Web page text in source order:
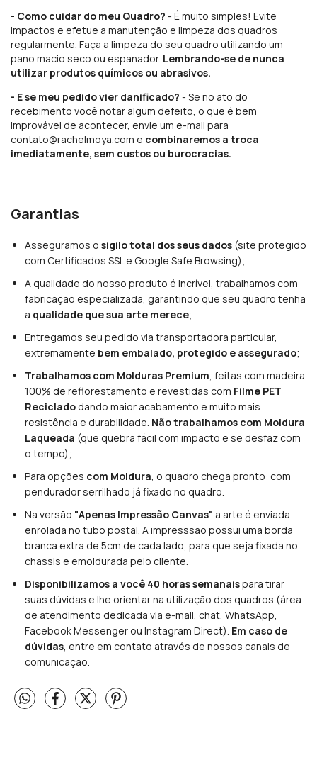
- Como cuidar do meu Quadro? - É muito simples! Evite
impactos e efetue a manutenção e limpeza dos quadros
regularmente. Faça a limpeza do seu quadro utilizando um
pano macio seco ou espanador. Lembrando-se de nunca
utilizar produtos químicos ou abrasivos.
- E se meu pedido vier danificado? - Se no ato do
recebimento você notar algum defeito, o que é bem
improvável de acontecer, envie um e-mail para
contato@rachelmoya.com e combinaremos a troca
imediatamente, sem custos ou burocracias.
Garantias
Asseguramos o sigilo total dos seus dados (site protegido
com Certificados SSL e Google Safe Browsing);
A qualidade do nosso produto é incrível, trabalhamos com
fabricação especializada, garantindo que seu quadro tenha
a qualidade que sua arte merece;
Entregamos seu pedido via transportadora particular,
extremamente bem embalado, protegido e assegurado;
Trabalhamos com Molduras Premium, feitas com madeira
100% de reflorestamento e revestidas com Filme PET
Reciclado dando maior acabamento e muito mais
resistência e durabilidade. Não trabalhamos com Moldura
Laqueada (que quebra fácil com impacto e se desfaz com
o tempo);
Para opções com Moldura, o quadro chega pronto: com
pendurador serrilhado já fixado no quadro.
Na versão "Apenas Impressão Canvas" a arte é enviada
enrolada no tubo postal. A impresssão possui uma borda
branca extra de 5cm de cada lado, para que seja fixada no
chassis e emoldurada pelo cliente.
Disponibilizamos a você 40 horas semanaispara tirar
suas dúvidas e lhe orientar na utilização dos quadros (área
de atendimento dedicada via e-mail, chat, WhatsApp,
Facebook Messenger ou Instagram Direct). Em caso de
dúvidas, entre em contato através de nossos canais de
comunicação.